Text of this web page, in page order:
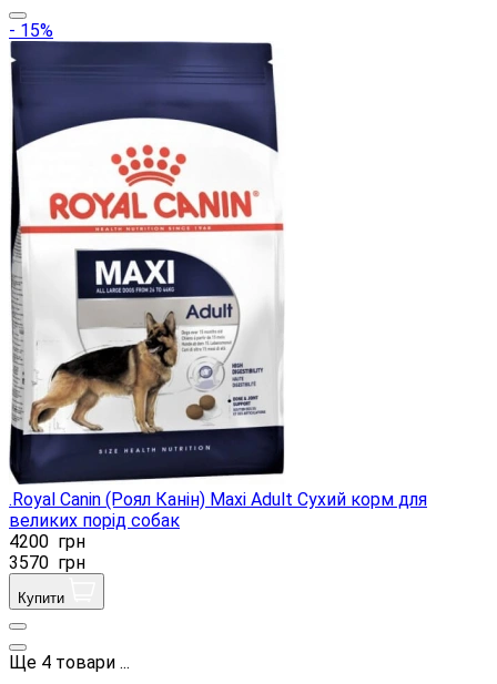
- 15%
.Royal Canin (Роял Канін) Maxi Adult Сухий корм для
великих порід собак
4200 грн
3570 грн
Купити
Ще 4 товари ...